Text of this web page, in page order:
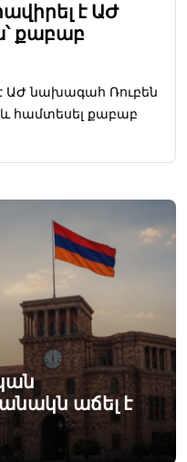
է ԱԺ
քաբաբ
ԱԺ նախագահ Ռուբեն
և համտեսել քաբաբ
աճել է